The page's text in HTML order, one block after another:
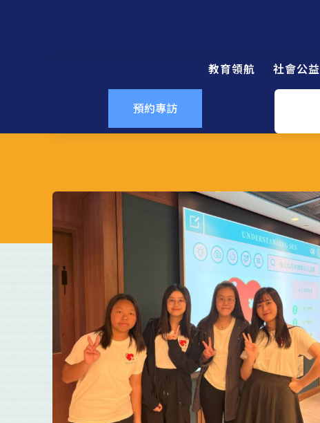
教育領航 社會公益
預約專訪